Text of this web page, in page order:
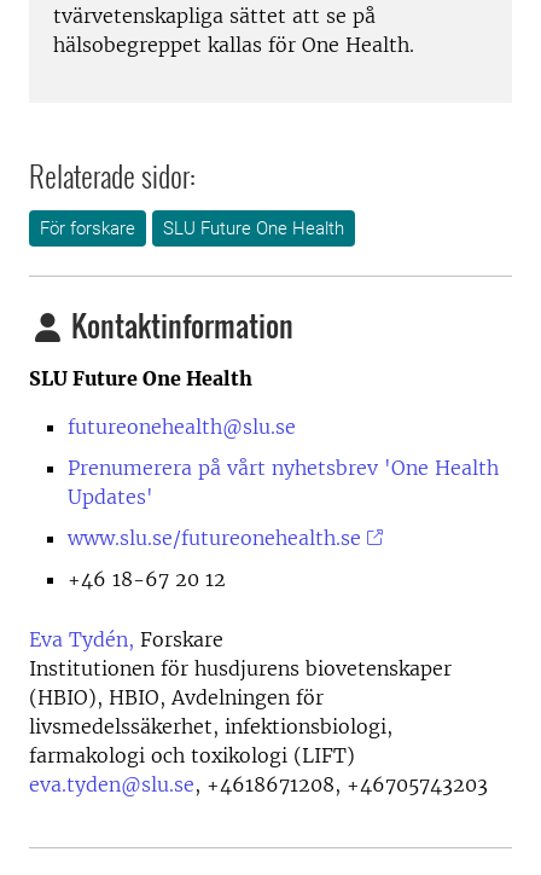
tvärvetenskapliga sättet att se på
hälsobegreppet kallas för One Health.
Relaterade sidor:
För forskare SLU Future One Health
Kontaktinformation
SLU Future One Health
futureonehealth@slu.se
Prenumerera på vårt nyhetsbrev 'One Health
Updates'
www.slu.se/futureonehealth.se
+46 18-67 20 12
Eva Tydén, Forskare
Institutionen för husdjurens biovetenskaper
(HBIO), HBIO, Avdelningen för
livsmedelssäkerhet, infektionsbiologi,
farmakologi och toxikologi (LIFT)
eva.tyden@slu.se, +4618671208, +46705743203